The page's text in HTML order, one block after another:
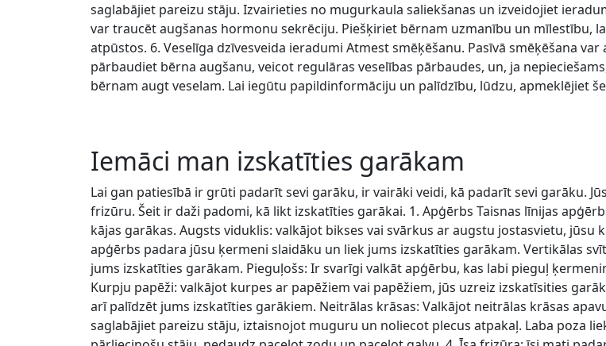
saglabājiet pareizu stāju. Izvairieties no mugurkaula saliekšanas un izveidojiet
var traucēt augšanas hormonu sekrēciju. Piešķiriet bērnam uzmanību un mīlestību,
atpūstos. 6. Veselīga dzīvesveida ieradumi Atmest smēķēšanu. Pasīvā smēķēšana
pārbaudiet bērna augšanu, veicot regulāras veselības pārbaudes, un, ja
bērnam augt veselam. Lai iegūtu papildinformāciju un palīdzību, lūdzu, apmeklējiet
Iemāci man izskatīties garākam
Lai gan patiesībā ir grūti padarīt sevi garāku, ir vairāki veidi, kā padarīt sevi garāku.
frizūru. Šeit ir daži padomi, kā likt izskatīties garākai. 1. Apģērbs Taisnas līnijas
kājas garākas. Augsts viduklis: valkājot bikses vai svārkus ar augstu jostasvietu, jūsu
apģērbs padara jūsu ķermeni slaidāku un liek jums izskatīties garākam. Vertikālas
jums izskatīties garākam. Pieguļošs: Ir svarīgi valkāt apģērbu, kas labi pieguļ
Kurpju papēži: valkājot kurpes ar papēžiem vai papēžiem, jūs uzreiz izskatīsities
arī palīdzēt jums izskatīties garākiem. Neitrālas krāsas: Valkājot neitrālas krāsas
saglabājiet pareizu stāju, iztaisnojot muguru un noliecot plecus atpakaļ. Laba poza